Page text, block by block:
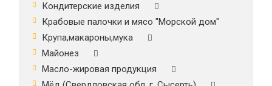
Кондитерские изделия
Крабовые палочки и мясо "Морской дом"
Крупа,макароны,мука
Майонез
Масло-жировая продукция